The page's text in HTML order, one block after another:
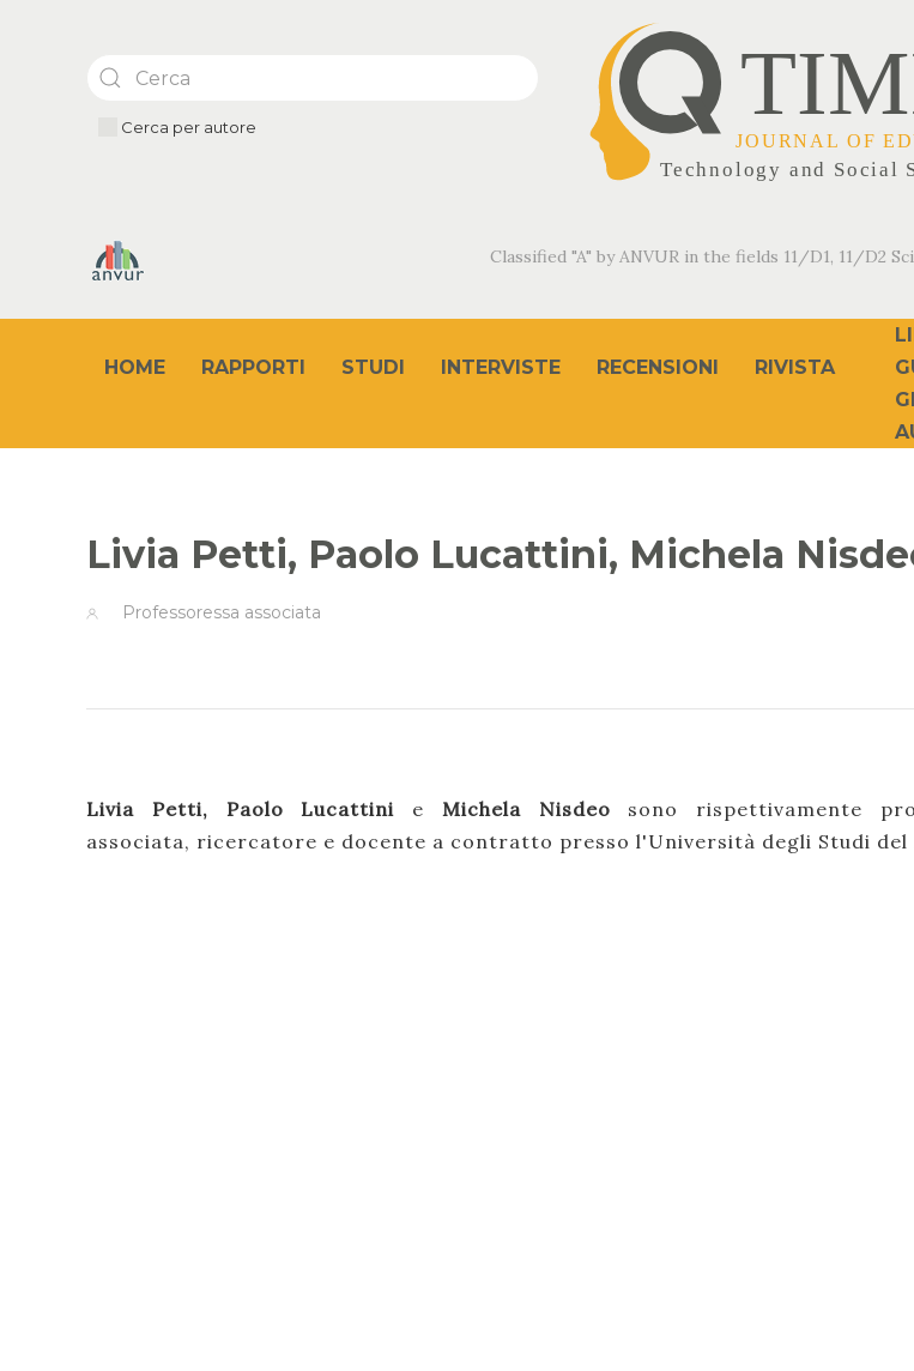
Cerca per autore
Classified "A" by ANVUR in the fields 11/D1, 11/D2
HOME RAPPORTI STUDI INTERVISTE RECENSIONI RIVISTA
Livia Petti, Paolo Lucattini, Michela
Professoressa associata
Livia Petti, Paolo Lucattini e Michela Nisdeo sono rispettivamente
associata, ricercatore e docente a contratto presso l'Università degli Studi del